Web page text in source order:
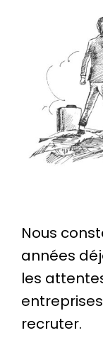
Nous
années
les
recruter.